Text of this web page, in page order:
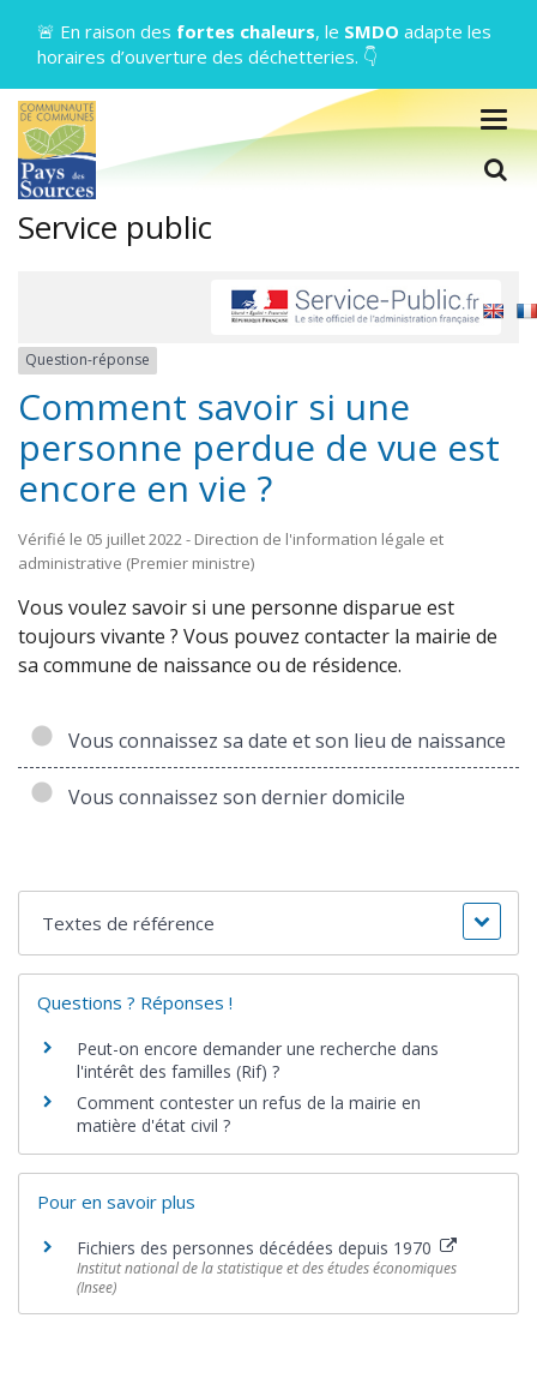
🚨 En raison des fortes chaleurs, le SMDO adapte les
horaires d’ouverture des déchetteries. 👇
Service public
Question-réponse
Comment savoir si une
personne perdue de vue est
encore en vie ?
Vérifié le 05 juillet 2022 - Direction de l'information légale et
administrative (Premier ministre)
Vous voulez savoir si une personne disparue est
toujours vivante ? Vous pouvez contacter la mairie de
sa commune de naissance ou de résidence.
Vous connaissez sa date et son lieu de naissance
Vous connaissez son dernier domicile
Textes de référence
Questions ? Réponses !
Peut-on encore demander une recherche dans
l'intérêt des familles (Rif) ?
Comment contester un refus de la mairie en
matière d'état civil ?
Pour en savoir plus
Fichiers des personnes décédées depuis 1970
Institut national de la statistique et des études économiques
(Insee)